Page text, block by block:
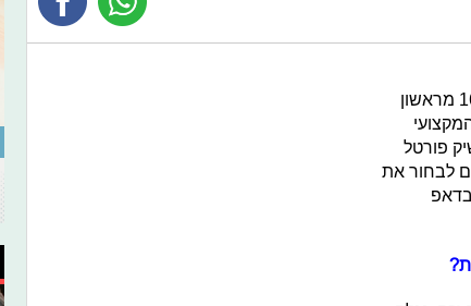
בני ה-16 מראשון
פורטל
לבחור את